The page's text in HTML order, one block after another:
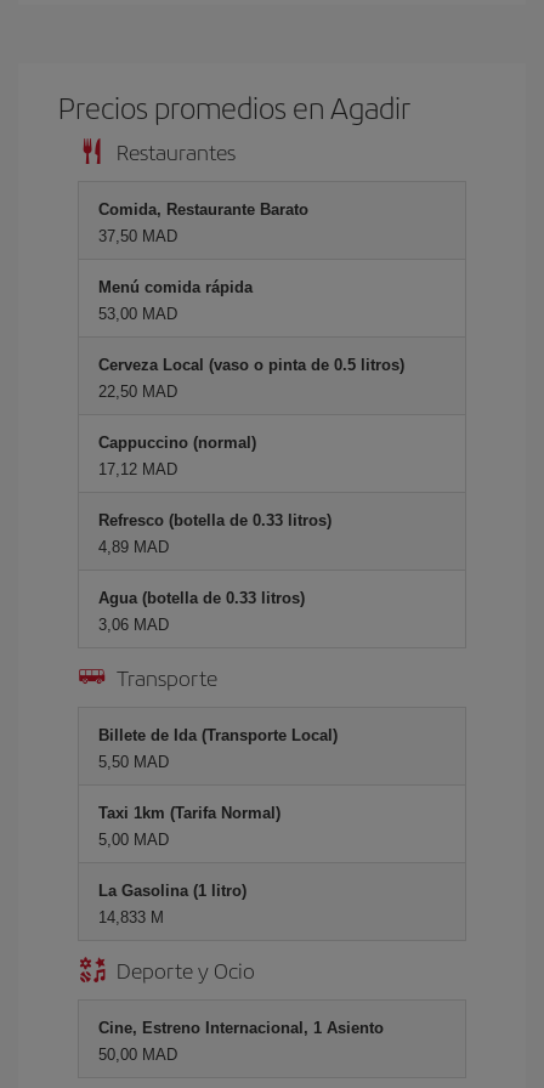
Precios promedios en Agadir
Restaurantes
Comida, Restaurante Barato
37,50 MAD
Menú comida rápida
53,00 MAD
Cerveza Local (vaso o pinta de 0.5 litros)
22,50 MAD
Cappuccino (normal)
17,12 MAD
Refresco (botella de 0.33 litros)
4,89 MAD
Agua (botella de 0.33 litros)
3,06 MAD
Transporte
Billete de Ida (Transporte Local)
5,50 MAD
Taxi 1km (Tarifa Normal)
5,00 MAD
La Gasolina (1 litro)
14,833 M
Deporte y Ocio
Cine, Estreno Internacional, 1 Asiento
50,00 MAD